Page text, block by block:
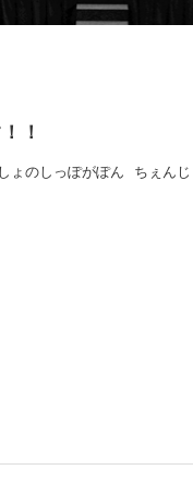
！
ょのしっぽがぽん ちぇんじ